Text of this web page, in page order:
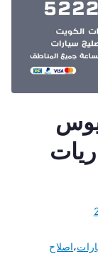
،اصلاح